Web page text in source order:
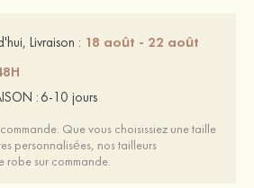
Livraison : 18 août - 22 août
:6-10 jours
Que vous choisissiez une taille
personnalisées, nos tailleurs
robe sur commande.